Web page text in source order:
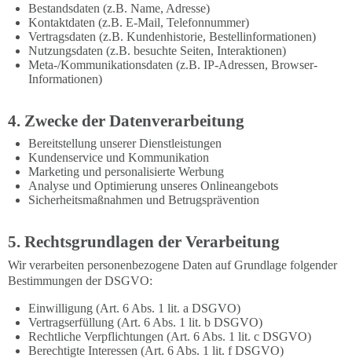
Bestandsdaten (z.B. Name, Adresse)
Kontaktdaten (z.B. E-Mail, Telefonnummer)
Vertragsdaten (z.B. Kundenhistorie, Bestellinformationen)
Nutzungsdaten (z.B. besuchte Seiten, Interaktionen)
Meta-/Kommunikationsdaten (z.B. IP-Adressen, Browser-
Informationen)
4. Zwecke der Datenverarbeitung
Bereitstellung unserer Dienstleistungen
Kundenservice und Kommunikation
Marketing und personalisierte Werbung
Analyse und Optimierung unseres Onlineangebots
Sicherheitsmaßnahmen und Betrugsprävention
5. Rechtsgrundlagen der Verarbeitung
Wir verarbeiten personenbezogene Daten auf Grundlage folgender
Bestimmungen der DSGVO:
Einwilligung (Art. 6 Abs. 1 lit. a DSGVO)
Vertragserfüllung (Art. 6 Abs. 1 lit. b DSGVO)
Rechtliche Verpflichtungen (Art. 6 Abs. 1 lit. c DSGVO)
Berechtigte Interessen (Art. 6 Abs. 1 lit. f DSGVO)